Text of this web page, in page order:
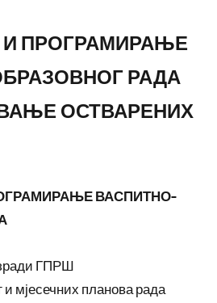
ПРОГРАМИРАЊЕ
РАДА
ОСТВАРЕНИХ
ВАСПИТНО-
ГПРШ
мјесечних планова рада